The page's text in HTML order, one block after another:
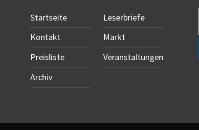
Startseite
Kontakt
Preisliste
Archiv
Leserbriefe
Markt
Veranstaltungen